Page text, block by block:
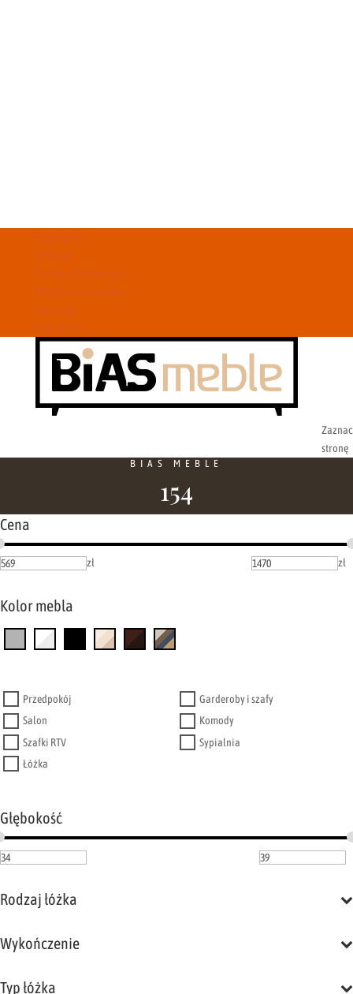
Regulamin
Dostawa
Zwroty i Reklamacje
Polityka prywatności
Ulubione
Moje konto
stronę
BIAS MEBLE
154
Cena
zł zł
Kolor mebla
Przedpokój
Garderoby i szafy
Salon
Komody
Szafki RTV
Sypialnia
Łóżka
Głębokość
Rodzaj łóżka
Wykończenie
Typ łóżka